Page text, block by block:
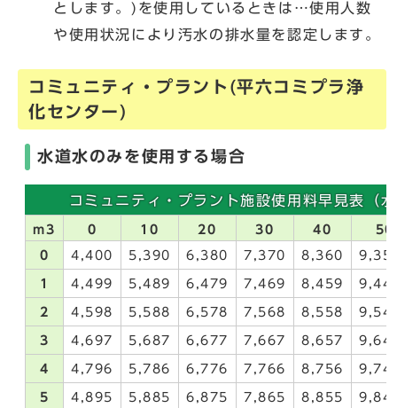
とします。)を使用しているときは…使用人数
や使用状況により汚水の排水量を認定します。
コミュニティ・プラント(平六コミプラ浄
化センター)
水道水のみを使用する場合
コミュニティ・プラント施設使用料早見表
m3 0 10 20 30 40 50
0 4,400 5,390 6,380 7,370 8,360
1 4,499 5,489 6,479 7,469 8,459
2 4,598 5,588 6,578 7,568 8,558
3 4,697 5,687 6,677 7,667 8,657
4 4,796 5,786 6,776 7,766 8,756
5 4,895 5,885 6,875 7,865 8,855